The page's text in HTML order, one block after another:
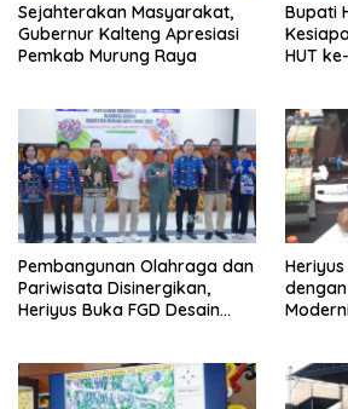
Sejahterakan Masyarakat,
Gubernur Kalteng Apresiasi
Pemkab Murung Raya
Bupati
HUT
Pembangunan Olahraga dan
Pariwisata Disinergikan,
Heriyus Buka FGD Desain